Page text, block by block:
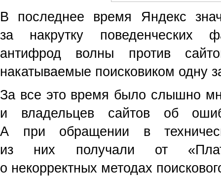
В последнее время Яндекс
за накрутку поведенческих
антифрод волны против
накатываемые поисковиком одну
За все это время было слышно
и владельцев сайтов об
А при обращении в
из них получали от
«
о некорректных методах